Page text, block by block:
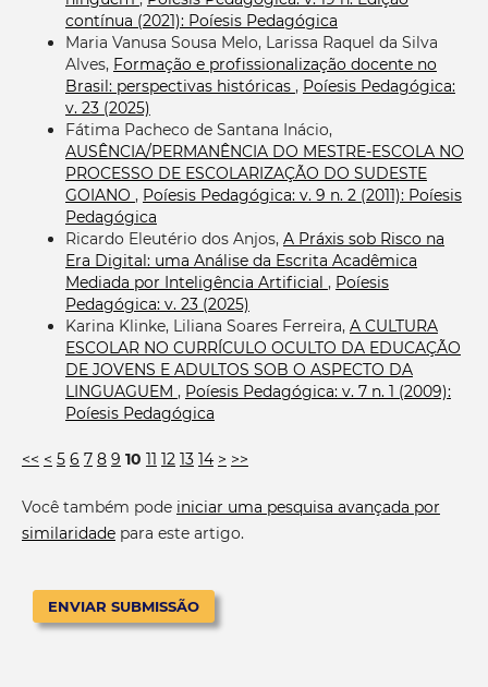
contínua (2021): Poíesis Pedagógica
Maria Vanusa Sousa Melo, Larissa Raquel da Silva
Alves, Formação e profissionalização docente no
Brasil: perspectivas históricas , Poíesis Pedagógica:
v. 23 (2025)
Fátima Pacheco de Santana Inácio,
AUSÊNCIA/PERMANÊNCIA DO MESTRE-ESCOLA NO
PROCESSO DE ESCOLARIZAÇÃO DO SUDESTE
GOIANO , Poíesis Pedagógica: v. 9 n. 2 (2011): Poíesis
Pedagógica
Ricardo Eleutério dos Anjos, A Práxis sob Risco na
Era Digital: uma Análise da Escrita Acadêmica
Mediada por Inteligência Artificial , Poíesis
Pedagógica: v. 23 (2025)
Karina Klinke, Liliana Soares Ferreira, A CULTURA
ESCOLAR NO CURRÍCULO OCULTO DA EDUCAÇÃO
DE JOVENS E ADULTOS SOB O ASPECTO DA
LINGUAGUEM , Poíesis Pedagógica: v. 7 n. 1 (2009):
Poíesis Pedagógica
<< < 5 6 7 8 9 10 11 12 13 14 > >>
Você também pode iniciar uma pesquisa avançada por
similaridadepara este artigo.
ENVIAR SUBMISSÃO